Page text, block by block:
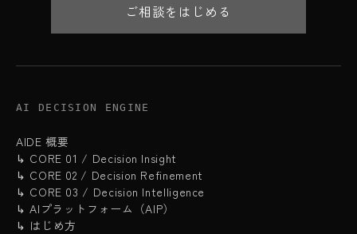
ご相談をはじめる
AI DECISION ENGINE
AIDE 概要
↳ CORE 01 / Decision Insight
↳ CORE 02 / Decision Refinement
↳ CORE 03 / Decision Intelligence
↳ AIプラットフォーム（AIP）
↳ はじめ方